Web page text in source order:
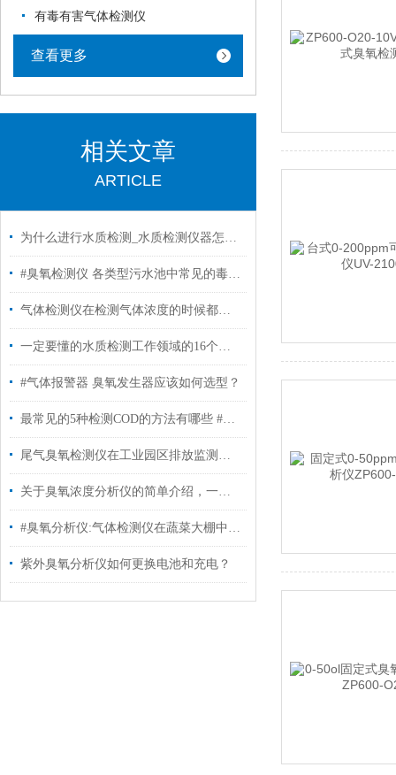
有毒有害气体检测仪
查看更多
相关文章
ARTICLE
为什么进行水质检测_水质检测仪器怎么选择？#臭氧分析仪
#臭氧检测仪 各类型污水池中常见的毒化物质
气体检测仪在检测气体浓度的时候都遇到哪些问题?
一定要懂的水质检测工作领域的16个指标概念#臭氧分析仪
#气体报警器 臭氧发生器应该如何选型？
最常见的5种检测COD的方法有哪些 #臭氧分析仪
尾气臭氧检测仪在工业园区排放监测中的作用
关于臭氧浓度分析仪的简单介绍，一起了解一下！
#臭氧分析仪:气体检测仪在蔬菜大棚中的应用
紫外臭氧分析仪如何更换电池和充电？